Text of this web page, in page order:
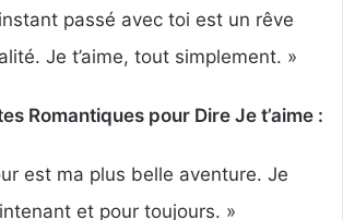
passé avec toi est un rêve
Je t’aime, tout simplement. »
Romantiques pour Dire Je t’aime :
est ma plus belle aventure. Je
et pour toujours. »